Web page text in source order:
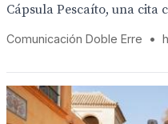
Cápsula Pescaíto, una cita
Comunicación Doble Erre •